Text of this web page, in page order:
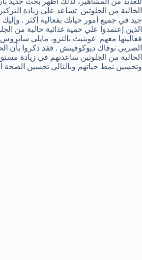
الخالية من الجلوتين تساعد علي زيادة
جيد في جميع أمور حياتك بفعالية أكثر . وإليك
الذين إعتمدوا علي حمية غذائية خالية من
فعاليتها معهم غوينيث بالترو، مايلي
الصربي نوفاك ديوكوفيتش . فقد ذكروا بأن
الخالية من الجلوتين ساعدتهم في زيادة
وتحسين نمط حياتهم وبالتالي تحسين الصحة